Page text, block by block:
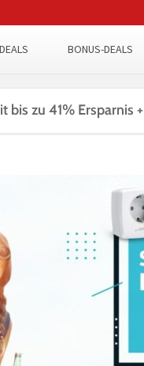
BONUS-DEALS
zu 41% Ersparnis